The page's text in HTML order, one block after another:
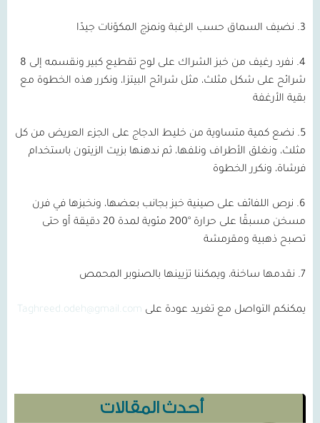
أحدث المقالات
3. نضيف السماق حسب الرغبة ونمزج المكوّنات جيدًا
4. نفرد رغيف من خبز الشراك على لوح تقطيع كبير ونقسمه إلى 8
شرائح على شكل مثلث، مثل شرائح البيتزا، ونكرر هذه الخطوة مع
بقية الأرغفة
5. نضع كمية متساوية من خليط الدجاج على الجزء العريض من كل
مثلث، ونغلق الأطراف ونلفها، ثم ندهنها بزيت الزيتون باستخدام
فرشاة، ونكرر الخطوة
6. نرص اللفائف على صينية خبز بجانب بعضها، ونخبزها في فرن
مسخن مسبقًا على حرارة °200 مئوية لمدة 20 دقيقة أو حتى
تصبح ذهبية ومقرمشة
7. نقدمها ساخنة، ويمكننا تزيينها بالصنوبر المحمص
يمكنكم التواصل مع تغريد عودة على Taghreed.odeh@gmail.com